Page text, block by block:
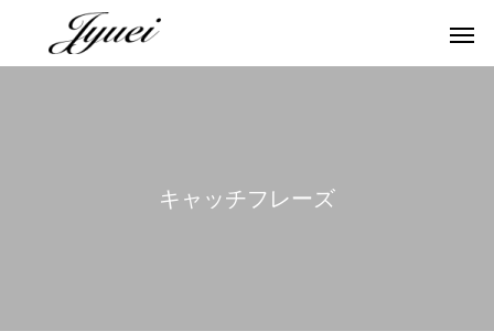
キ ャ ッチフ レー ズ